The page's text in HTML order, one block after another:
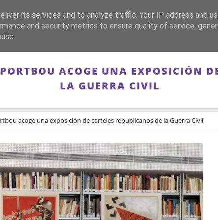
FRANQUISMO GUERRA DE ESPAÑA MEMORIA
ACOGE UNA EXPOSICIÓN
LA GUERRA CIVIL
acoge una exposición de carteles republicanos de la Guerra Civil
its services and to analyze traffic. Your IP address and
and security metrics to ensure quality of service,